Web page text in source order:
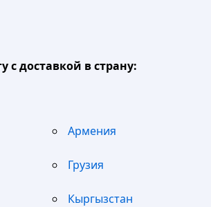
с доставкой в страну:
Армения
Грузия
Кыргызстан